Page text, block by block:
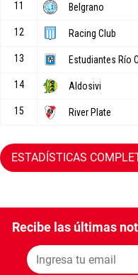
ESTADÍSTICAS
Recibe las últimas